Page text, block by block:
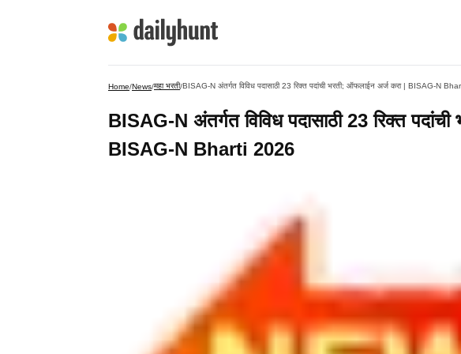
Home/News/महा भरती/BISAG-N अंतर्गत विविध पदासाठी 23 रिक्त पदांची भरती; ऑफलाईन अर्ज करा | BISAG-N
BISAG-N अंतर्गत विविध पदासाठी 23 रिक्त
BISAG-N Bharti 2026